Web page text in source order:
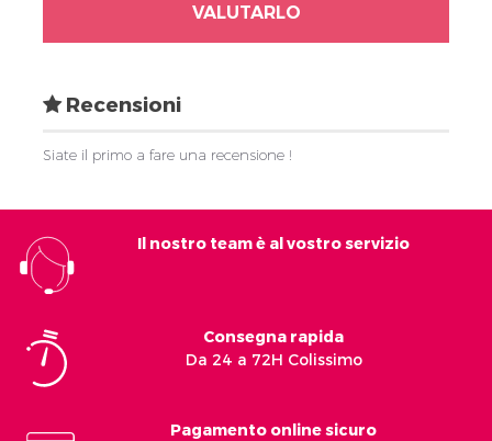
VALUTARLO
Recensioni
Siate il primo a fare una recensione !
Il nostro team è al vostro servizio
Consegna rapida
Da 24 a 72H Colissimo
Pagamento online sicuro